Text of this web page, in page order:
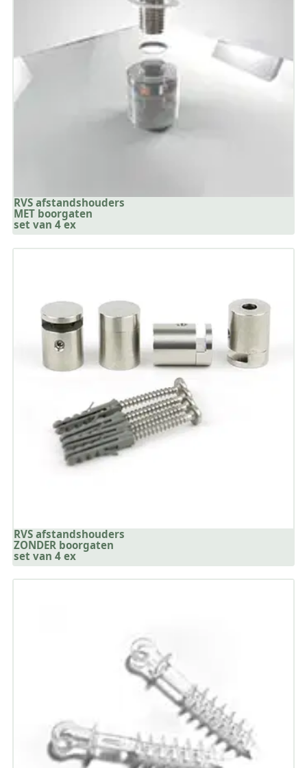
RVS afstandshouders
MET boorgaten
set van 4 ex
RVS afstandshouders
ZONDER boorgaten
set van 4 ex